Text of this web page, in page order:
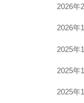
2026年
2026年
2025年
2025年
2025年